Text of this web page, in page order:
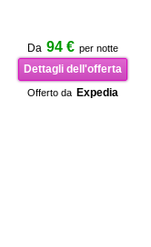
Da 94 € per notte
Dettagli dell'offerta
Offerto da Expedia